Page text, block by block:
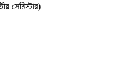
সেমিস্টার)